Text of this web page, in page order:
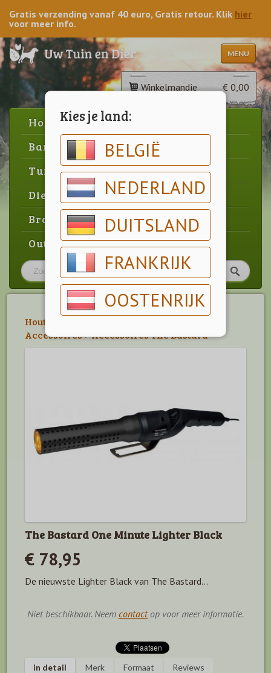
Kies je land:
BELGIË
NEDERLAND
DUITSLAND
FRANKRIJK
OOSTENRIJK
Gratis verzending vanaf 40 euro, Gratis retour. Klik hier
voor meer info.
MENU
Winkelmandje € 0,00
Home
Barbecue
Tuin
Dier
Brood & gebak
Outlet
Houtskool & Briketten
Accessoires>Accessoires The Bastard
The Bastard One Minute Lighter Black
€ 78,95
De nieuwste Lighter Black van The Bastard...
Niet beschikbaar. Neem contactop voor meer informatie.
in detail Merk Formaat Reviews